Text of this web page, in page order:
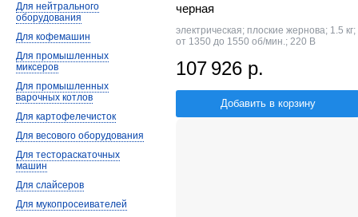
черная
электрическая; плоские жернова; 1.5 кг;
от 1350 до 1550 об/мин.; 220 В
107 926 р.
Добавить в корзину
Для нейтрального
оборудования
Для кофемашин
Для промышленных
миксеров
Для промышленных
варочных котлов
Для картофелечисток
Для весового оборудования
Для тестораскаточных
машин
Для слайсеров
Для мукопросеивателей